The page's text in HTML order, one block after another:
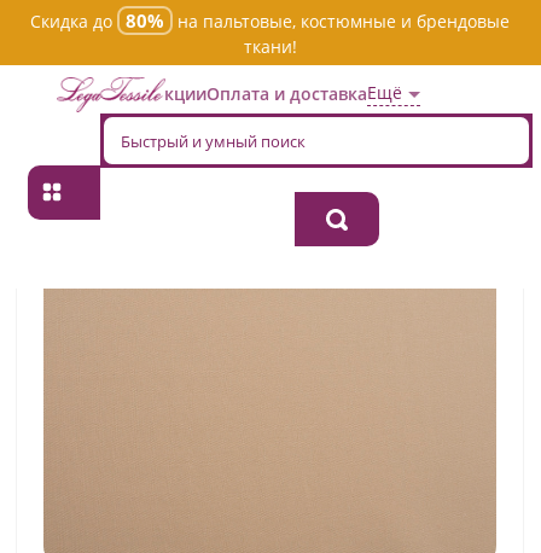
Скидка до 80%
на пальтовые, костюмные и брендовые
ткани!
АкцииОплата и доставкаЕщё
Главная Ткань хлопок костюмная tp